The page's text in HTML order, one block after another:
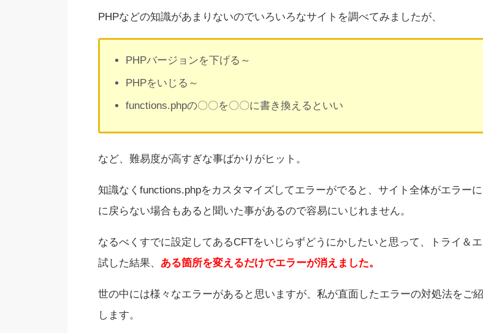
PHPなどの知識があまりないのでいろいろなサイトを調べてみましたが、
PHPバージョンを下げる～
PHPをいじる～
functions.phpの〇〇を〇〇に書き換えるといい
など、難易度が高すぎな事ばかりがヒット。
知識なくfunctions.phpをカスタマイズしてエラーがでると、サイト全体がエラー
に戻らない場合もあると聞いた事があるので容易にいじれません。
なるべくすでに設定してあるCFTをいじらずどうにかしたいと思って、トライ＆
試した結果、 ある箇所を変えるだけでエラーが消えました。
世の中には様々なエラーがあると思いますが、私が直面したエラーの対処法をご
します。